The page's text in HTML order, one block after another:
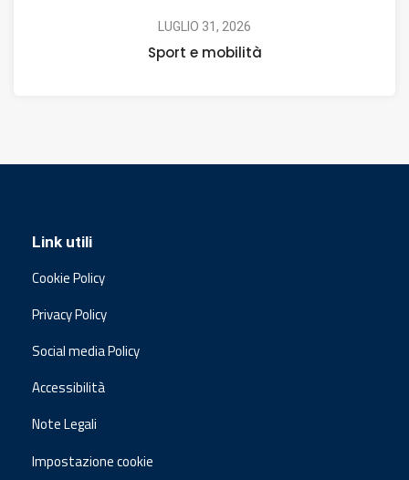
LUGLIO 31, 2026
Sport e mobilità
Link utili
Cookie Policy
Privacy Policy
Social media Policy
Accessibilità
Note Legali
Impostazione cookie